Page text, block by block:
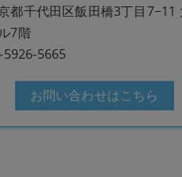
都千代田区飯田橋3丁目7−11
7階
5926-5665
お問い合わせはこちら